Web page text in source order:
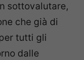
sottovalutare,
che già di
tutti gli
dalle